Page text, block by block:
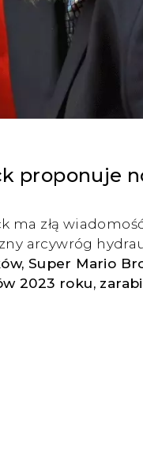
proponuje
złą
arcywróg
Super Mario
roku,